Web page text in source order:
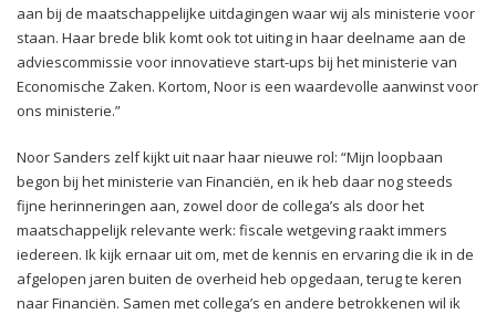
aan bij de maatschappelijke uitdagingen waar wij als ministerie voor
staan. Haar brede blik komt ook tot uiting in haar deelname aan de
adviescommissie voor innovatieve start-ups bij het ministerie van
Economische Zaken. Kortom, Noor is een waardevolle aanwinst voor
ons ministerie.”
Noor Sanders zelf kijkt uit naar haar nieuwe rol: “Mijn loopbaan
begon bij het ministerie van Financiën, en ik heb daar nog steeds
fijne herinneringen aan, zowel door de collega’s als door het
maatschappelijk relevante werk: fiscale wetgeving raakt immers
iedereen. Ik kijk ernaar uit om, met de kennis en ervaring die ik in de
afgelopen jaren buiten de overheid heb opgedaan, terug te keren
naar Financiën. Samen met collega’s en andere betrokkenen wil ik